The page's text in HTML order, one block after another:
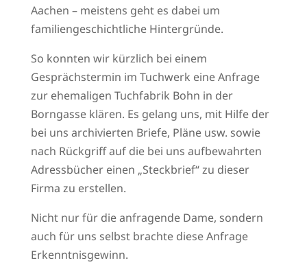
Aachen – meistens geht es dabei um
familiengeschichtliche Hintergründe.
So konnten wir kürzlich bei einem
Gesprächstermin im Tuchwerk eine Anfrage
zur ehemaligen Tuchfabrik Bohn in der
Borngasse klären. Es gelang uns, mit Hilfe der
bei uns archivierten Briefe, Pläne usw. sowie
nach Rückgriff auf die bei uns aufbewahrten
Adressbücher einen „Steckbrief“ zu dieser
Firma zu erstellen.
Nicht nur für die anfragende Dame, sondern
auch für uns selbst brachte diese Anfrage
Erkenntnisgewinn.